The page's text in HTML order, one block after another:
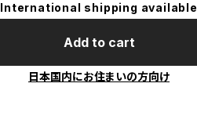
International shipping available
Add to cart
日本国内にお住まいの方向け